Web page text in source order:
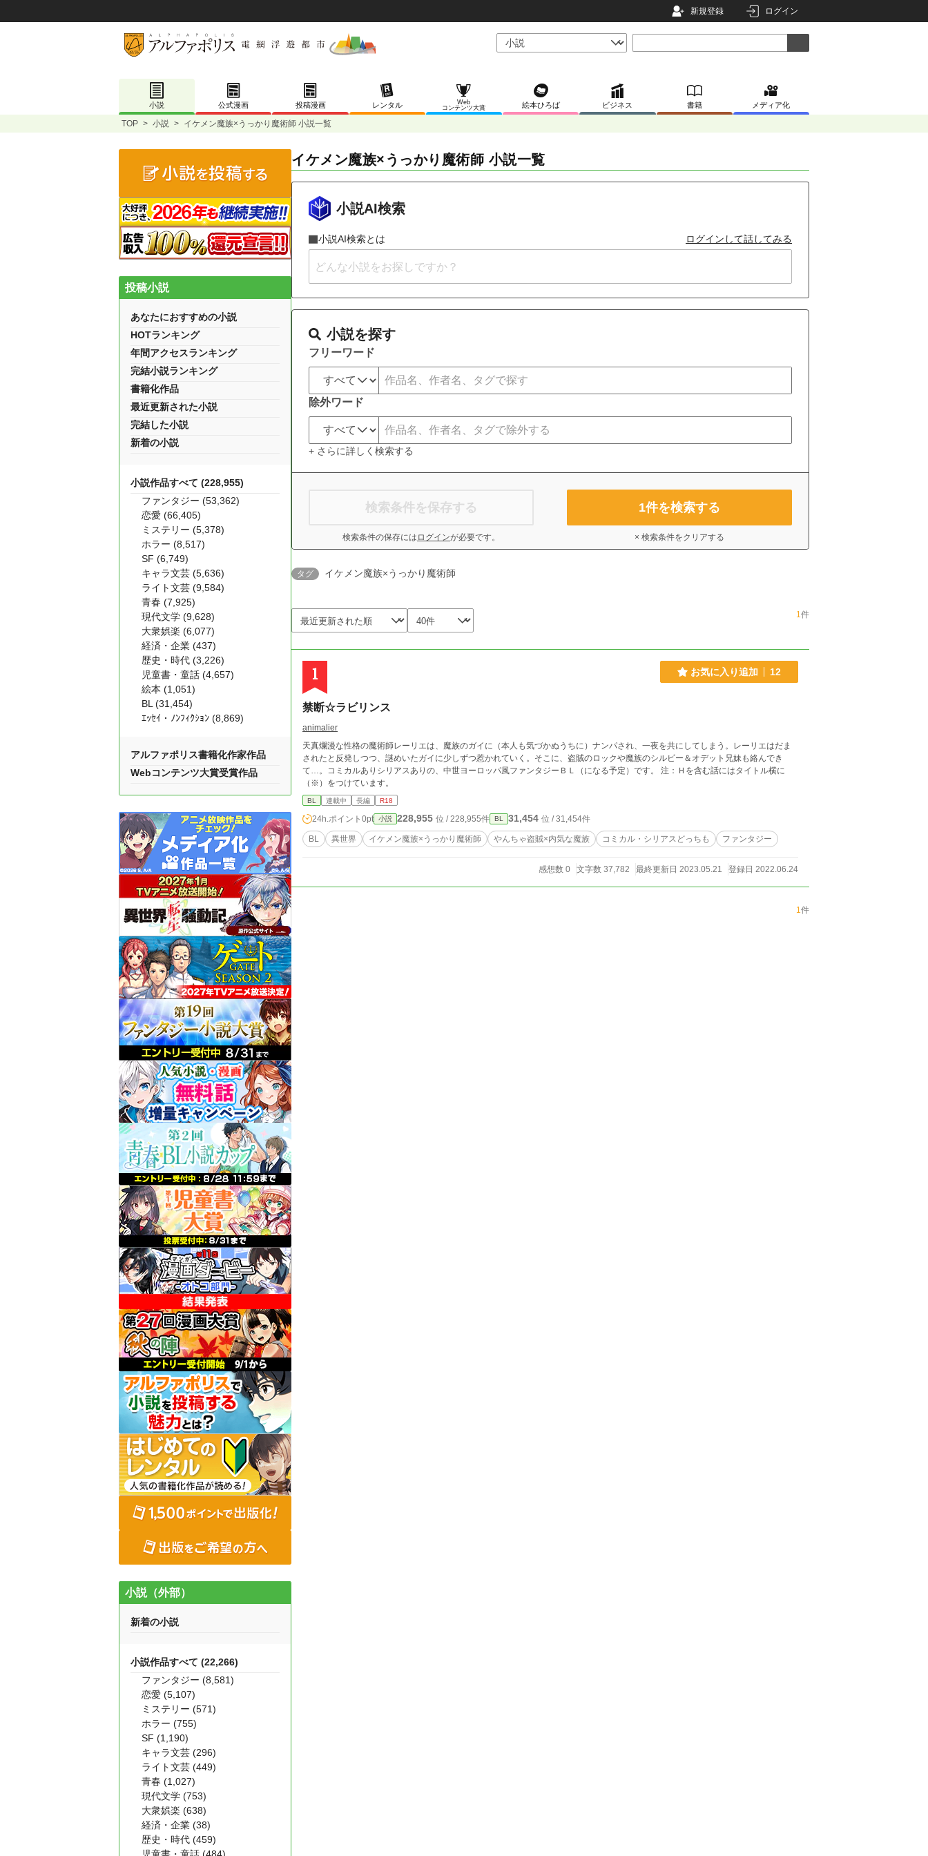
新規登録 ログイン
小説 公式漫画 投稿漫画 レンタル
Web
コンテンツ大賞
絵本ひろば ビジネス 書籍 メディア化
TOP > 小説 > イケメン魔族×うっかり魔術師 小説一覧
イケメン魔族×うっかり魔術師 小説一覧
小説AI検索
小説AI検索とは ログインして話してみる
小説を探す
フリーワード
除外ワード
+ さらに詳しく検索する
検索条件を保存する
検索条件の保存には ログインが必要です。
1件を検索する
× 検索条件をクリアする
タグ イケメン魔族×うっかり魔術師
1件
1 お気に入り追加 12
禁断☆ラビリンス
animalier
天真爛漫な性格の魔術師レーリエは、魔族のガイに（本人も気づかぬうちに）ナンパされ、一夜を共にしてしまう。レーリエはだま
されたと反発しつつ、謎めいたガイに少しずつ惹かれていく。そこに、盗賊のロックや魔族のシルビー＆オデット兄妹も絡んでき
て…。コミカルありシリアスありの、中世ヨーロッパ風ファンタジーＢＬ（になる予定）です。 注：Ｈを含む話にはタイトル横に
（※）をつけています。
BL 連載中 長編 R18
24h.ポイント 0pt 小説 228,955 位 / 228,955件 BL 31,454 位 / 31,454件
BL 異世界 イケメン魔族×うっかり魔術師 やんちゃ盗賊×内気な魔族 コミカル・シリアスどっちも ファンタジー
感想数 0 文字数 37,782 最終更新日 2023.05.21 登録日 2022.06.24
1件
投稿小説
あなたにおすすめの小説
HOTランキング
年間アクセスランキング
完結小説ランキング
書籍化作品
最近更新された小説
完結した小説
新着の小説
小説作品すべて (228,955)
ファンタジー (53,362)
恋愛 (66,405)
ミステリー (5,378)
ホラー (8,517)
SF (6,749)
キャラ文芸 (5,636)
ライト文芸 (9,584)
青春 (7,925)
現代文学 (9,628)
大衆娯楽 (6,077)
経済・企業 (437)
歴史・時代 (3,226)
児童書・童話 (4,657)
絵本 (1,051)
BL (31,454)
ｴｯｾｲ・ﾉﾝﾌｨｸｼｮﾝ (8,869)
アルファポリス書籍化作家作品
Webコンテンツ大賞受賞作品
小説（外部）
新着の小説
小説作品すべて (22,266)
ファンタジー (8,581)
恋愛 (5,107)
ミステリー (571)
ホラー (755)
SF (1,190)
キャラ文芸 (296)
ライト文芸 (449)
青春 (1,027)
現代文学 (753)
大衆娯楽 (638)
経済・企業 (38)
歴史・時代 (459)